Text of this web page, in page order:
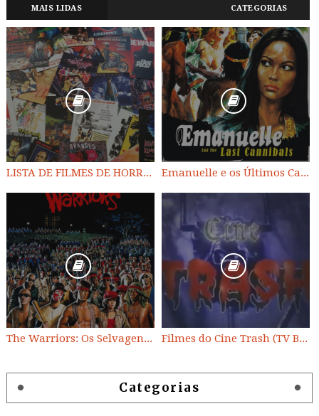
MAIS LIDAS CATEGORIAS
LISTA DE FILMES DE HORROR/ TRASH/ SUSPENSE/ SCI-FI/ EXPLOITATION E OUTROS Emanuelle e os Últimos Canibais
The Warriors: Os Selvagens da Noite Filmes do Cine Trash (TV BAND)
Categorias